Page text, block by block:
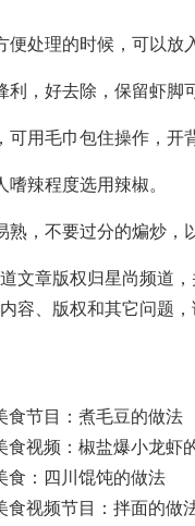
理的时候，可以放入
，好去除，保留虾脚可
用毛巾包住操作，开背
辣程度选用辣椒。
，不要过分的煸炒，以
文章版权归星尚频道
容、版权和其它问题
食节目：煮毛豆的做法
食视频：椒盐爆小龙虾
食：四川馄饨的做法
食视频节目：拌面的做